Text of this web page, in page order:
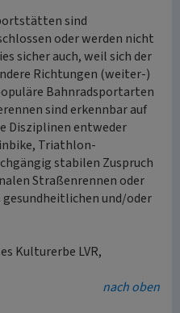
sind
oder werden nicht
sicher auch, weil sich der
Richtungen (weiter-)
Bahnradsportarten
sind erkennbar auf
Disziplinen entweder
Triathlon-
stabilen Zuspruch
Straßenrennen oder
gesundheitlichen und/oder
Kulturerbe LVR,
nach oben